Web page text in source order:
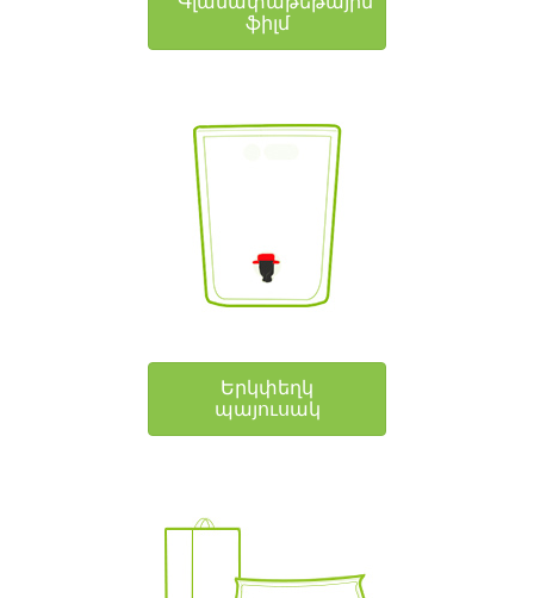
ֆիլմ
Երկփեղկ
պայուսակ